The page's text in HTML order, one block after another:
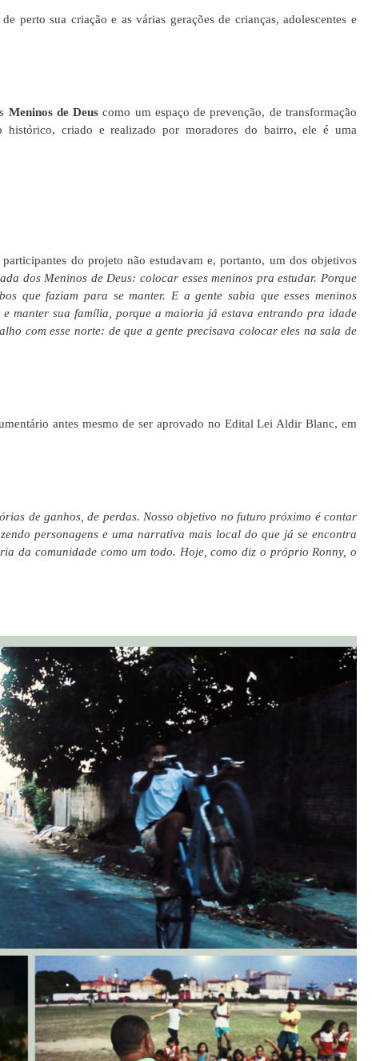
perto sua criação e as várias gerações de crianças, adolescentes e
Meninos de Deus como um espaço de prevenção, de transformação
criado e realizado por moradores do bairro, ele é uma
do projeto não estudavam e, portanto, um dos objetivos
dos Meninos de Deus: colocar esses meninos pra estudar. Porque
que faziam para se manter. E a gente sabia que esses meninos
manter sua família, porque a maioria já estava entrando pra idade
com esse norte: de que a gente precisava colocar eles na sala de
antes mesmo de ser aprovado no Edital Lei Aldir Blanc, em
de ganhos, de perdas. Nosso objetivo no futuro próximo é contar
personagens e uma narrativa mais local do que já se encontra
da comunidade como um todo. Hoje, como diz o próprio Ronny, o